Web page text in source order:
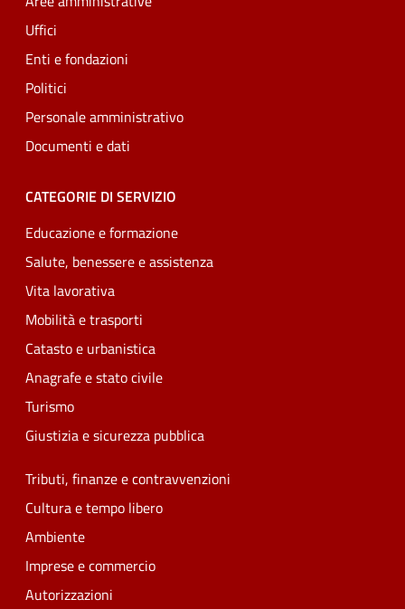
Uffici
Enti e fondazioni
Politici
Personale amministrativo
Documenti e dati
CATEGORIE DI SERVIZIO
Educazione e formazione
Salute, benessere e assistenza
Vita lavorativa
Mobilità e trasporti
Catasto e urbanistica
Anagrafe e stato civile
Turismo
Giustizia e sicurezza pubblica
Tributi, finanze e contravvenzioni
Cultura e tempo libero
Ambiente
Imprese e commercio
Autorizzazioni